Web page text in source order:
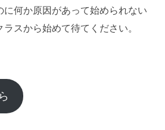
に何か原因があって始められない
スから始めて待てください。